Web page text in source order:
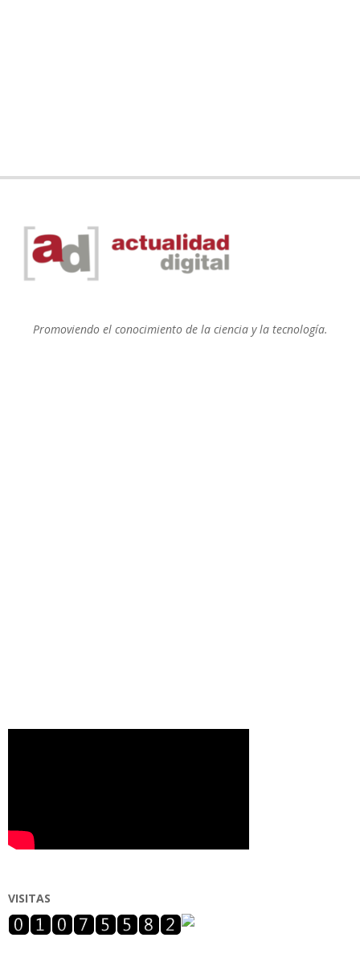
Promoviendo el conocimiento de la ciencia y la tecnología.
VISITAS